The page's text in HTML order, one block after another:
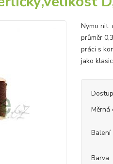
Nymo nit
průměr
práci s
jako
Měrná
Balení
Barva